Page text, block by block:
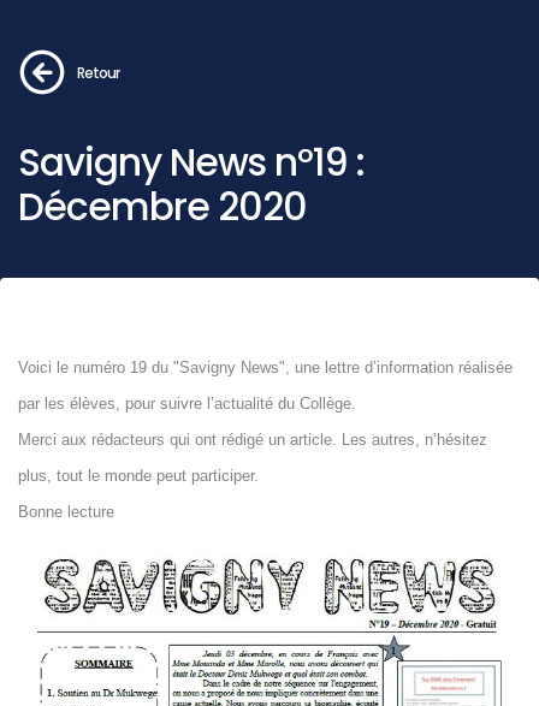
Retour
Savigny News n°19 :
Décembre 2020
Voici le numéro 19 du "Savigny News", une lettre d’information réalisée
par les élèves, pour suivre l’actualité du Collège.
Merci aux rédacteurs qui ont rédigé un article. Les autres, n’hésitez
plus, tout le monde peut participer.
Bonne lecture